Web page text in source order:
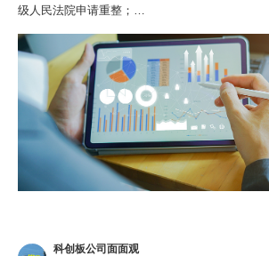
级人民法院申请重整；
动可转债转股、引进战略投资者、争取国资层面
科创板公司面面观